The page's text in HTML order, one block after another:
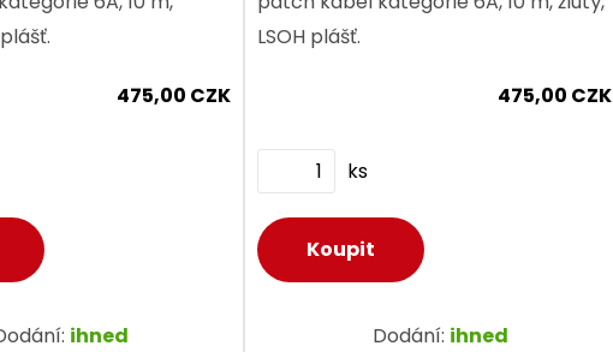
475,00 CZK
ihned
LSOH plášť.
475,00 CZK
ks
Dodání: ihned